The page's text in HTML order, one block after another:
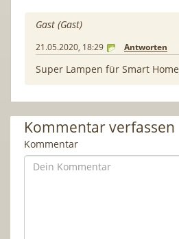
Gast (Gast)
21.05.2020, 18:29 Antworten
Super Lampen für Smart Home
Kommentar verfassen
Kommentar